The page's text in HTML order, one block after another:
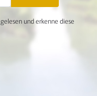
gelesen und erkenne diese